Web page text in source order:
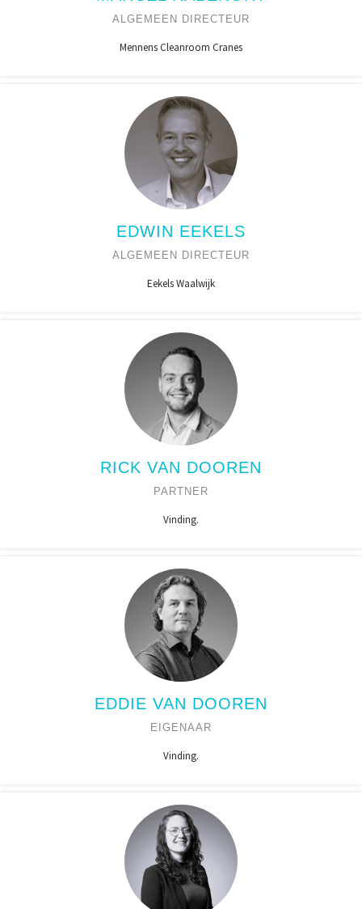
ALGEMEEN DIRECTEUR
Mennens Cleanroom Cranes
EDWIN EEKELS
ALGEMEEN DIRECTEUR
Eekels Waalwijk
RICK VAN DOOREN
PARTNER
Vinding.
EDDIE VAN DOOREN
EIGENAAR
Vinding.